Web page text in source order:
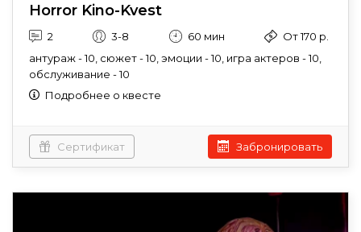
Horror Kino-Kvest
2 3-8 60 мин
От 170 р.
антураж - 10, сюжет - 10, эмоции - 10, игра актеров - 10,
обслуживание - 10
Подробнее о квесте
Сертификат Забронировать